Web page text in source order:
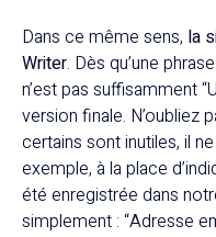
Dans ce même sens, la
Writer. Dès qu’une
n’est pas suffisamment
version finale. N’oubliez
certains sont inutiles, il
exemple, à la place
été enregistrée dans
simplement : “Adresse